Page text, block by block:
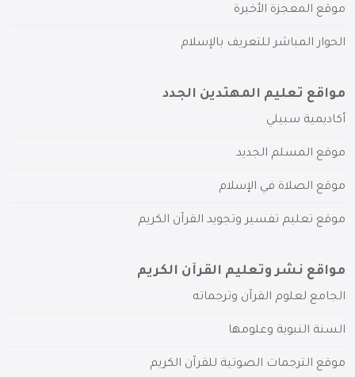
موقع المعجزة الأخيرة
الحوار المباشر للتعريف بالإسلام
مواقع تعليم المهتدين الجدد
أكاديمية سبيلي
موقع المسلم الجديد
موقع الصلاة في الإسلام
موقع تعليم تفسير وتجويد القرآن الكريم
مواقع نشر وتعليم القرآن الكريم
الجامع لعلوم القرآن وترجماته
السنة النبوية وعلومها
موقع الترجمات الصوتية للقرآن الكريم